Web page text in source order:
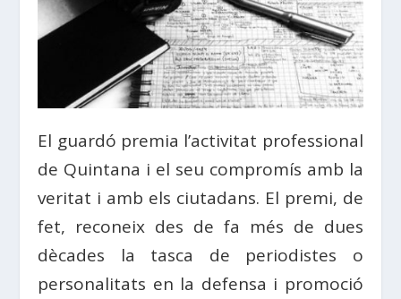
El guardó premia l’activitat professional
de Quintana i el seu compromís amb la
veritat i amb els ciutadans. El premi, de
fet, reconeix des de fa més de dues
dècades la tasca de periodistes o
personalitats en la defensa i promoció